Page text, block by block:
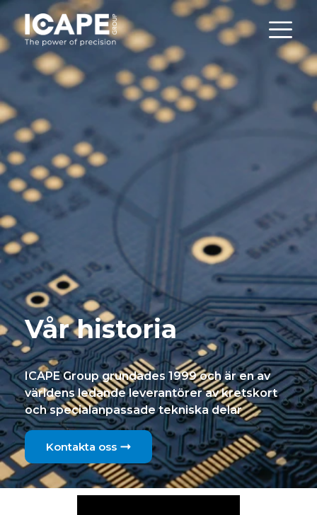
Vår historia
ICAPE Group grundades 1999 och är en av
världens ledande leverantörer av kretskort
och specialanpassade tekniska delar
Kontakta oss